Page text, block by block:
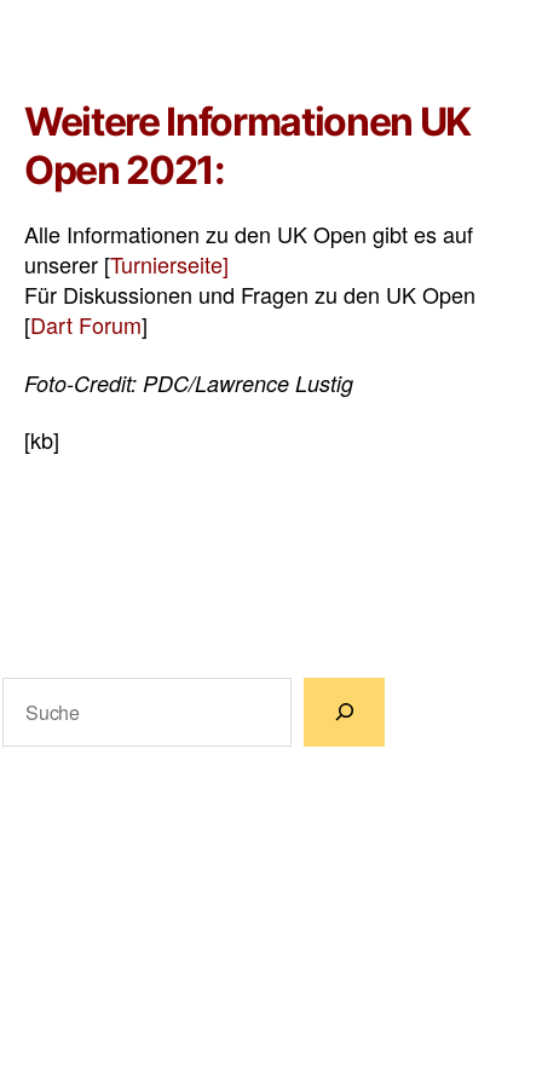
Weitere Informationen UK
Open 2021:
Alle Informationen zu den UK Open gibt es auf
unserer [Turnierseite]
Für Diskussionen und Fragen zu den UK Open
[Dart Forum]
Foto-Credit: PDC/Lawrence Lustig
[kb]